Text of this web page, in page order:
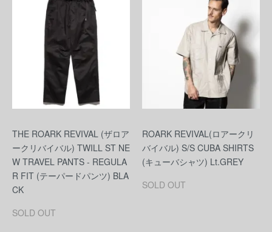
THE ROARK REVIVAL (ザロア
ークリバイバル) TWILL ST NE
W TRAVEL PANTS - REGULA
R FIT (テーパードパンツ) BLA
CK
SOLD OUT
ROARK REVIVAL(ロアークリ
バイバル) S/S CUBA SHIRTS
(キューバシャツ) Lt.GREY
SOLD OUT